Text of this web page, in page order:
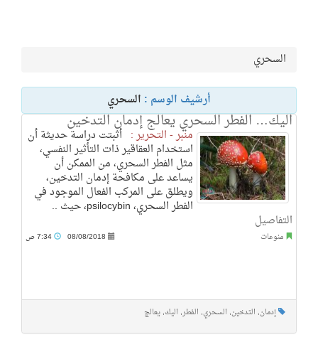
السحري
أرشيف الوسم : السحري
اليك… الفطر السحري يعالج إدمان التدخين
منبر - التحرير : أثبتت دراسة حديثة أن
استخدام العقاقير ذات التأثير النفسي،
مثل الفطر السحري، من الممكن أن
يساعد على مكافحة إدمان التدخين،
ويطلق على المركب الفعال الموجود في
الفطر السحري، psilocybin، حيث ..
التفاصيل
منوعات 08/08/2018
إدمان, التدخين, السحري, الفطر, اليك, يعالج